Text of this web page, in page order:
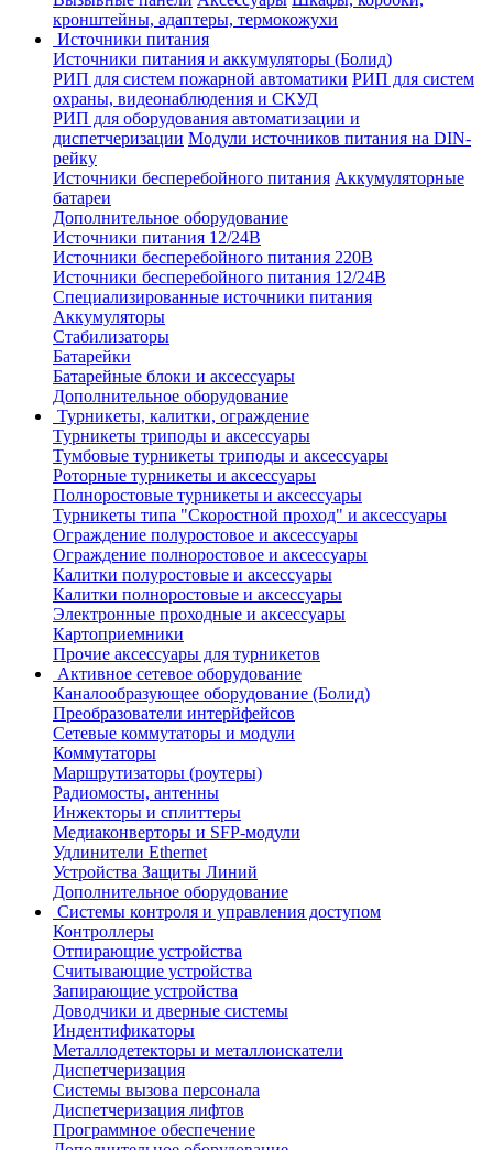
кронштейны, адаптеры, термокожухи
Источники питания
Источники питания и аккумуляторы (Болид)
РИП для систем пожарной автоматики РИП для систем
охраны, видеонаблюдения и СКУД
РИП для оборудования автоматизации и
диспетчеризации Модули источников питания на DIN-
рейку
Источники бесперебойного питания Аккумуляторные
батареи
Дополнительное оборудование
Источники питания 12/24В
Источники бесперебойного питания 220В
Источники бесперебойного питания 12/24В
Специализированные источники питания
Аккумуляторы
Стабилизаторы
Батарейки
Батарейные блоки и аксессуары
Дополнительное оборудование
Турникеты, калитки, ограждение
Турникеты триподы и аксессуары
Тумбовые турникеты триподы и аксессуары
Роторные турникеты и аксессуары
Полноростовые турникеты и аксессуары
Турникеты типа "Скоростной проход" и аксессуары
Ограждение полуростовое и аксессуары
Ограждение полноростовое и аксессуары
Калитки полуростовые и аксессуары
Калитки полноростовые и аксессуары
Электронные проходные и аксессуары
Картоприемники
Прочие аксессуары для турникетов
Активное сетевое оборудование
Каналообразующее оборудование (Болид)
Преобразователи интерйфейсов
Сетевые коммутаторы и модули
Коммутаторы
Маршрутизаторы (роутеры)
Радиомосты, антенны
Инжекторы и сплиттеры
Медиаконверторы и SFP-модули
Удлинители Ethernet
Устройства Защиты Линий
Дополнительное оборудование
Системы контроля и управления доступом
Контроллеры
Отпирающие устройства
Считывающие устройства
Запирающие устройства
Доводчики и дверные системы
Индентификаторы
Металлодетекторы и металлоискатели
Диспетчеризация
Системы вызова персонала
Диспетчеризация лифтов
Программное обеспечение